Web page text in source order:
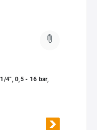
4", 0,5 - 16 bar,